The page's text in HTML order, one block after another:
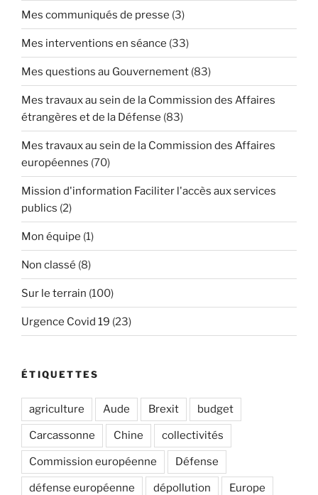
Mes communiqués de presse (3)
Mes interventions en séance (33)
Mes questions au Gouvernement (83)
Mes travaux au sein de la Commission des Affaires
étrangères et de la Défense (83)
Mes travaux au sein de la Commission des Affaires
européennes (70)
Mission d'information Faciliter l'accès aux services
publics (2)
Mon équipe (1)
Non classé (8)
Sur le terrain (100)
Urgence Covid 19 (23)
ÉTIQUETTES
agriculture Aude Brexit budget
Carcassonne Chine collectivités
Commission européenne Défense
défense européenne dépollution Europe